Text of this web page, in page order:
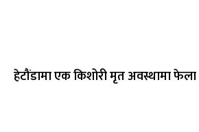
हेटौंडामा एक किशोरी मृत अवस्थामा फेला